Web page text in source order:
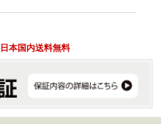
本国内送料無料